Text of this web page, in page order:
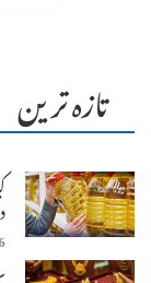
تازہ ترین